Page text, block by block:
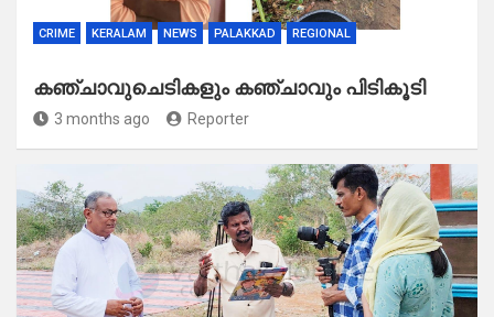
CRIME KERALAM NEWS PALAKKAD REGIONAL
കഞ്ചാവുചെടികളും കഞ്ചാവും പിടികൂടി
3 months ago Reporter